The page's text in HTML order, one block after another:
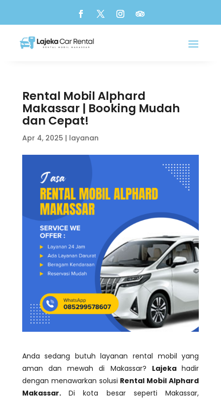
Rental Mobil Alphard
Makassar | Booking Mudah
dan Cepat!
Apr 4, 2025 | layanan
Anda sedang butuh layanan rental mobil yang
aman dan mewah di Makassar? Lajekahadir
dengan menawarkan solusi Rental Mobil Alphard
Makassar.Di kota besar seperti Makassar,